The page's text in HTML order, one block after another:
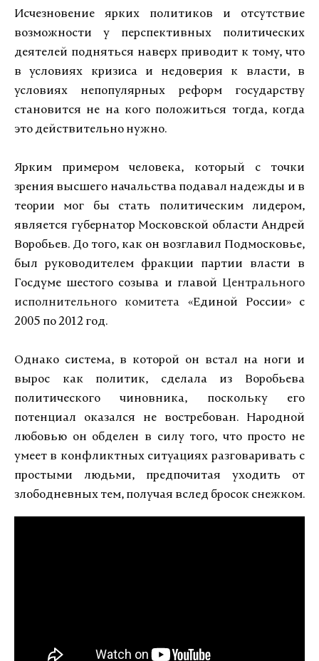
Исчезновение ярких политиков и отсутствие
возможности у перспективных политических
деятелей подняться наверх приводит к тому, что
в условиях кризиса и недоверия к власти, в
условиях непопулярных реформ государству
становится не на кого положиться тогда, когда
это действительно нужно.
Ярким примером человека, который с точки
зрения высшего начальства подавал надежды и в
теории мог бы стать политическим лидером,
является губернатор Московской области Андрей
Воробьев. До того, как он возглавил Подмосковье,
был руководителем фракции партии власти в
Госдуме шестого созыва и главой Центрального
исполнительного комитета «Единой России» с
2005 по 2012 год.
Однако система, в которой он встал на ноги и
вырос как политик, сделала из Воробьева
политического чиновника, поскольку его
потенциал оказался не востребован. Народной
любовью он обделен в силу того, что просто не
умеет в конфликтных ситуациях разговаривать с
простыми людьми, предпочитая уходить от
злободневных тем, получая вслед бросок снежком.